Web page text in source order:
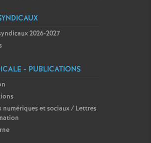
2026-2027
- PUBLICATIONS
numériques et sociaux / Lettres